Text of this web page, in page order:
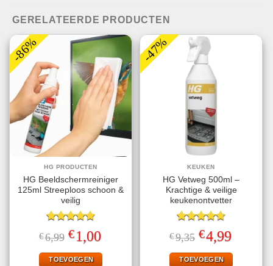
GERELATEERDE PRODUCTEN
-86%
HG PRODUCTEN
HG Beeldschermreiniger
125ml Streeploos schoon &
veilig
Gewaardeerd
4.78uit 5
€6,99 Oorspronkelijke
prijs
was:
€6,99.
€1,00
is:
€1,00.
TOEVOEGEN
-47%
KEUKEN
HG Vetweg 500ml –
Krachtige & veilige
keukenontvetter
Gewaardeerd
4.70uit 5
€9,35 Oorspronkelijke
prijs
was:
€9,35.
€4,99
is:
€4,99.
TOEVOEGEN